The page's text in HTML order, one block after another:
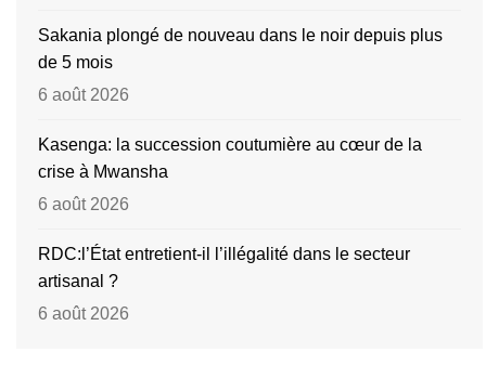
Sakania plongé de nouveau dans le noir depuis plus
de 5 mois
6 août 2026
Kasenga: la succession coutumière au cœur de la
crise à Mwansha
6 août 2026
RDC:l’État entretient-il l’illégalité dans le secteur
artisanal ?
6 août 2026